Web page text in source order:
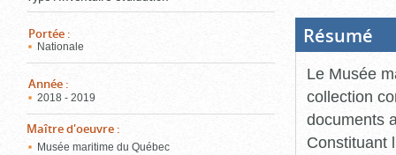
Portée :
Nationale
Année :
2018 - 2019
Maître d'oeuvre :
Musée maritime du Québec
Résumé
Le Musée
collection
documents
Constituant